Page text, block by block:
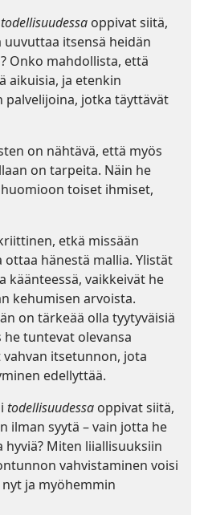
todellisuudessa oppivat siitä,
itsensä heidän
Onko mahdollista, että
aikuisia, ja etenkin
palvelijoina, jotka täyttävät
on nähtävä, että myös
on tarpeita. Näin he
toiset ihmiset,
etkä missään
ottaa hänestä mallia. Ylistät
käänteessä, vaikkeivät he
kehumisen arvoista.
on tärkeää olla tyytyväisiä
he tuntevat olevansa
vahvan itsetunnon, jota
edellyttää.
todellisuudessa oppivat siitä,
ilman syytä – vain jotta he
Miten liiallisuuksiin
vahvistaminen voisi
ja myöhemmin